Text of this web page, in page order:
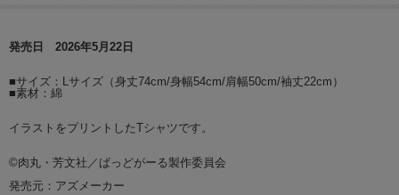
発売日 2026年5月22日
■サイズ：Lサイズ（身丈74cm/身幅54cm/肩幅50cm/袖丈22cm）
■素材：綿
イラストをプリントしたTシャツです。
©肉丸・芳文社／ばっどがーる製作委員会
発売元：アズメーカー